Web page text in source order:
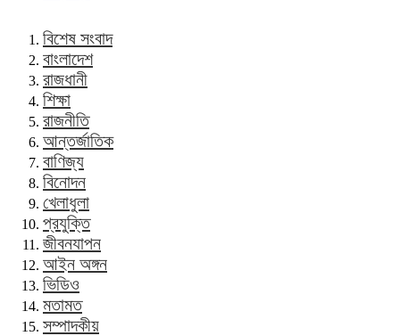
বিশেষ সংবাদ
বাংলাদেশ
রাজধানী
শিক্ষা
রাজনীতি
আন্তর্জাতিক
বাণিজ্য
বিনোদন
খেলাধুলা
প্রযুক্তি
জীবনযাপন
আইন অঙ্গন
ভিডিও
মতামত
সম্পাদকীয়